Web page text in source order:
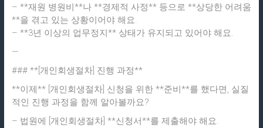
– **재원 병원비**나 **경제적 사정** 등으로 **상당한 어려움
**을 겪고 있는 상황이어야 해요.
– **3년 이상의 업무정지** 상태가 유지되고 있어야 해요.
—
### **[개인회생절차] 진행 과정**
**이제** [개인회생절차] 신청을 위한 **준비**를 했다면, 실질
적인 진행 과정을 함께 알아볼까요?
– 법원에 [개인회생절차] **신청서**를 제출해야 해요.